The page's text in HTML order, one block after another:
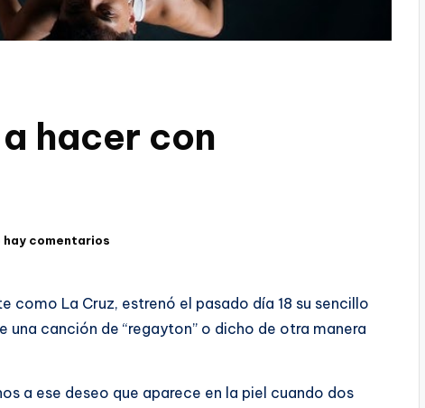
hacer con
hay comentarios
La Cruz, estrenó el pasado día 18 su sencillo
una canción de “regayton” o dicho de otra manera
a ese deseo que aparece en la piel cuando dos